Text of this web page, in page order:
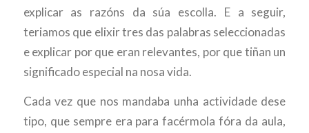
explicar as razóns da súa escolla. E a seguir,
teriamos que elixir tres das palabras seleccionadas
e explicar por que eran relevantes, por que tiñan un
significado especial na nosa vida.
Cada vez que nos mandaba unha actividade dese
tipo, que sempre era para facérmola fóra da aula,